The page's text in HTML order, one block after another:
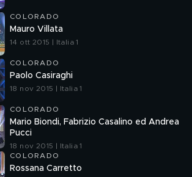
COLORADO
Mauro Villata
14 ott 2015 | Italia 1
COLORADO
Paolo Casiraghi
18 nov 2015 | Italia 1
COLORADO
Mario Biondi, Fabrizio Casalino ed Andrea
Pucci
18 nov 2015 | Italia 1
COLORADO
Rossana Carretto